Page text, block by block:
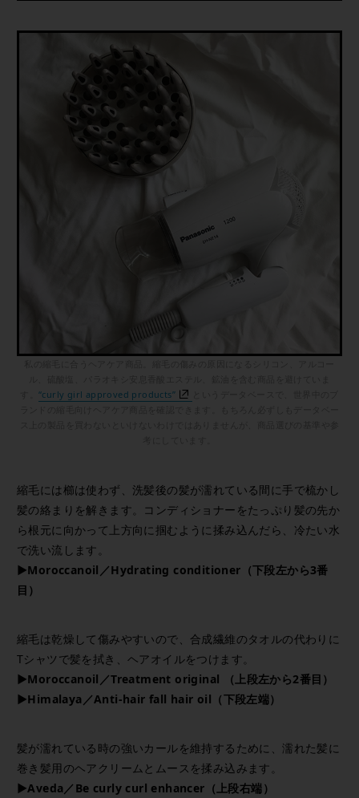
“curly girl approved products”
縮毛には櫛は使わず、洗髪後の髪が濡れている間に手で梳かし
髪の絡まりを解きます。コンディショナーをたっぷり髪の先か
ら根元に向かって上方向に掴むように揉み込んだら、冷たい水
で洗い流します。
▶Moroccanoil／Hydrating conditioner（下段左から3番
目）
縮毛は乾燥して傷みやすいので、合成繊維のタオルの代わりに
Tシャツで髪を拭き、ヘアオイルをつけます。
▶Moroccanoil／Treatment original （上段左から2番目）
▶Himalaya／Anti-hair fall hair oil（下段左端）
髪が濡れている時の強いカールを維持するために、濡れた髪に
巻き髪用のヘアクリームとムースを揉み込みます。
▶Aveda／Be curly curl enhancer（上段右端）